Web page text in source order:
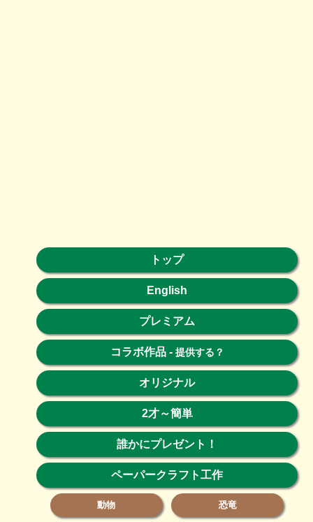
トップ
English
プレミアム
コラボ作品- 提供する？
オリジナル
2才～簡単
誰かにプレゼント！
ペーパークラフト工作
動物 恐竜